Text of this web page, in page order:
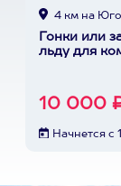
4 км на
Гонки или
льду для
10 000
Начнется с